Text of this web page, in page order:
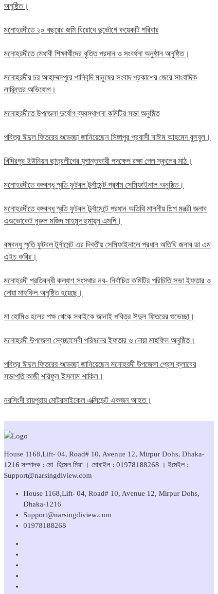
অনুষ্ঠিত।
মনোহরদীতে ২০ বছরের জমি বিরোধে দুর্ভোগে কয়েকটি পরিবার
মনোহরদীতে মেধাবী শিক্ষার্থীদের বৃত্তি প্রদান ও সংবর্ধনা অনুষ্ঠান অনুষ্ঠিত।
মনোহরদীর চর আহাম্মদপুরে পানিবন্দি মানুষের সংবাদ প্রকাশের জেরে সাংবাদিক
লাঞ্ছিতের অভিযোগ।
মনোহরদীতে উপজেলা দুর্যোগ ব্যবস্থাপনা কমিটির সভা অনুষ্ঠিত
পবিত্র ঈদুল ফিতরের শুভেচ্ছা জানিয়েছেন সিঙ্গাপুর প্রবাসী নাঈম আহমেদ বুলবুল।
খিদিরপুর ইউনিয়ন ছাত্রলীগের যুগান্তকারী পদক্ষেপ রক্ষা পেল স্কুলের মাঠ।
মনোহরদীতে বঙ্গবন্ধু স্মৃতি ফুটবল টুর্নামেন্ট প্রথম সেমিফাইনাল অনুষ্ঠিত।
মনোহরদীতে বঙ্গবন্ধু স্মৃতি ফুটবল টুর্নামেন্টে প্রধান অতিথি মাননীয় শিল্প মন্ত্রী জনাব
এডভোকেট নুরুল মজিদ মাহমুদ হুমায়ূন এমপি।
বঙ্গবন্ধু স্মৃতি ফুটবল টুর্নামেন্ট এর দ্বিতীয় সেমিফাইনালে প্রধান অতিথি জনাব ডা এম
এইচ কবির।
মনোহরদী প্রতিবন্ধী কল্যাণ সংস্থার নব- নির্বাচিত কমিটির পরিচিতি সভা ইফতার ও
দোয়া মাহফিল অনুষ্ঠিত হয়েছে।
মা হোমিও হলের পক্ষ থেকে সবাইকে জানাই পবিত্র ঈদুল ফিতরের শুভেচ্ছা।
মনোহরদী উপজেলা স্বেচ্ছাসেবী পরিষদের ইফতার ও দোয়া মাহফিল অনুষ্ঠিত।
পবিত্র ঈদুল ফিতরের শুভেচ্ছা জানিয়েছেন মনোহরদী উপজেলা প্রেস ক্লাবের
সভাপতি কাজী শরিফুল ইসলাম শাকিল।
নরসিংদী রায়পুরায় মোটরসাইকেল এক্সিডেন্ট একজন আহত।
House 1168,Lift- 04, Road# 10, Avenue 12, Mirpur Dohs, Dhaka-
1216 সম্পাদক : মো হিমেল মিয়া । মোবাইল : 01978188268 । ইমেইল :
Support@narsingdiview.com
House 1168,Lift- 04, Road# 10, Avenue 12, Mirpur Dohs,
Dhaka-1216
Support@narsingdiview.com
01978188268